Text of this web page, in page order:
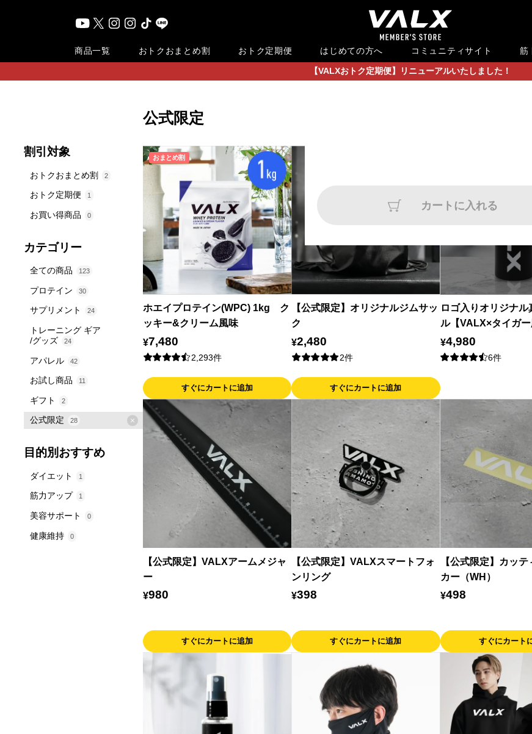
商品一覧 おトク おまとめ割 おトク定期便 はじめての方へ コミュニティサイト 筋
【VALXおトク定期便】リニューアルいたしました！
割引対象
おトクおまとめ割 2
おトク定期便 1
お買い得商品 0
カテゴリー
全ての商品 123
プロテイン 30
ホエイプロテイン
ソイプロテイン
マルチプロテイン
サプリメント 24
筋トレサポート
ダイエッターサポート
生活サポート
クレアチン
トレーニング ギア
/グッズ
24
自宅トレーニング
ジムトレーニング
シェイカー
オリジナルグッズ
アパレル 42
コラボ 17
WOMEN
MEN 35
お試し商品 11
ギフト 2
公式限定 28
目的別おすすめ
ダイエット 1
筋力アップ 1
美容サポート 0
健康維持 0
公式限定
おまとめ割
ホエイプロテイン(WPC) 1kg ク
ッキー&クリーム風味
¥7,480
2,293件
すぐにカートに追加
【公式限定】オリジナルジムサッ
ク
¥2,480
2件
すぐにカートに追加
ロゴ入りオリジナル
ル【VALX×タイガー
¥4,980
6件
【公式限定】VALXアームメジャ
ー
¥980
すぐにカートに追加
【公式限定】VALXスマートフォ
ンリング
¥398
すぐにカートに追加
【公式限定】カッ
カー（WH）
¥498
すぐにカート
カートに入れる